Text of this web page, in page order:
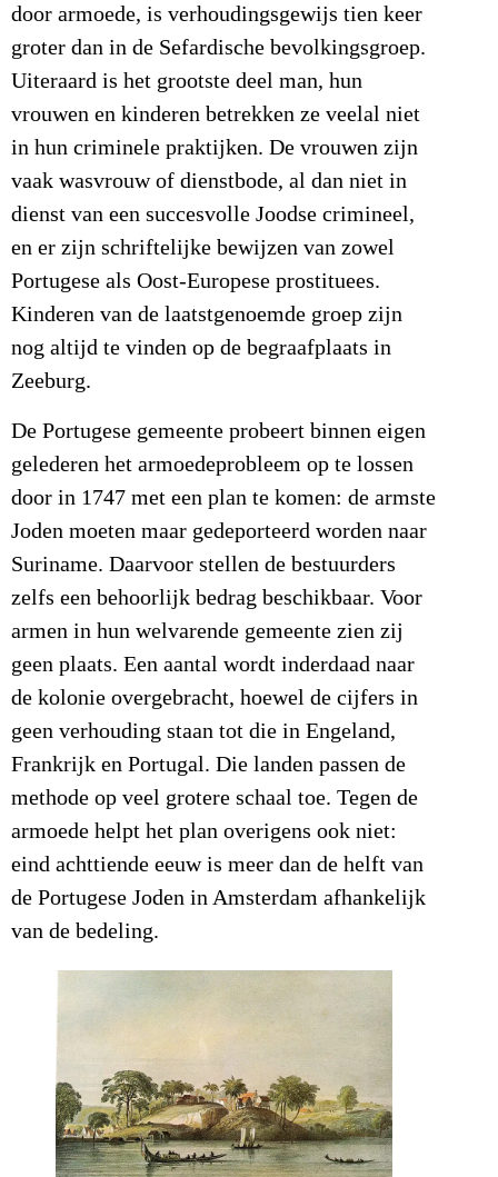
door armoede, is verhoudingsgewijs tien keer
groter dan in de Sefardische bevolkingsgroep.
Uiteraard is het grootste deel man, hun
vrouwen en kinderen betrekken ze veelal niet
in hun criminele praktijken. De vrouwen zijn
vaak wasvrouw of dienstbode, al dan niet in
dienst van een succesvolle Joodse crimineel,
en er zijn schriftelijke bewijzen van zowel
Portugese als Oost-Europese prostituees.
Kinderen van de laatstgenoemde groep zijn
nog altijd te vinden op de begraafplaats in
Zeeburg.
De Portugese gemeente probeert binnen eigen
gelederen het armoedeprobleem op te lossen
door in 1747 met een plan te komen: de armste
Joden moeten maar gedeporteerd worden naar
Suriname. Daarvoor stellen de bestuurders
zelfs een behoorlijk bedrag beschikbaar. Voor
armen in hun welvarende gemeente zien zij
geen plaats. Een aantal wordt inderdaad naar
de kolonie overgebracht, hoewel de cijfers in
geen verhouding staan tot die in Engeland,
Frankrijk en Portugal. Die landen passen de
methode op veel grotere schaal toe. Tegen de
armoede helpt het plan overigens ook niet:
eind achttiende eeuw is meer dan de helft van
de Portugese Joden in Amsterdam afhankelijk
van de bedeling.